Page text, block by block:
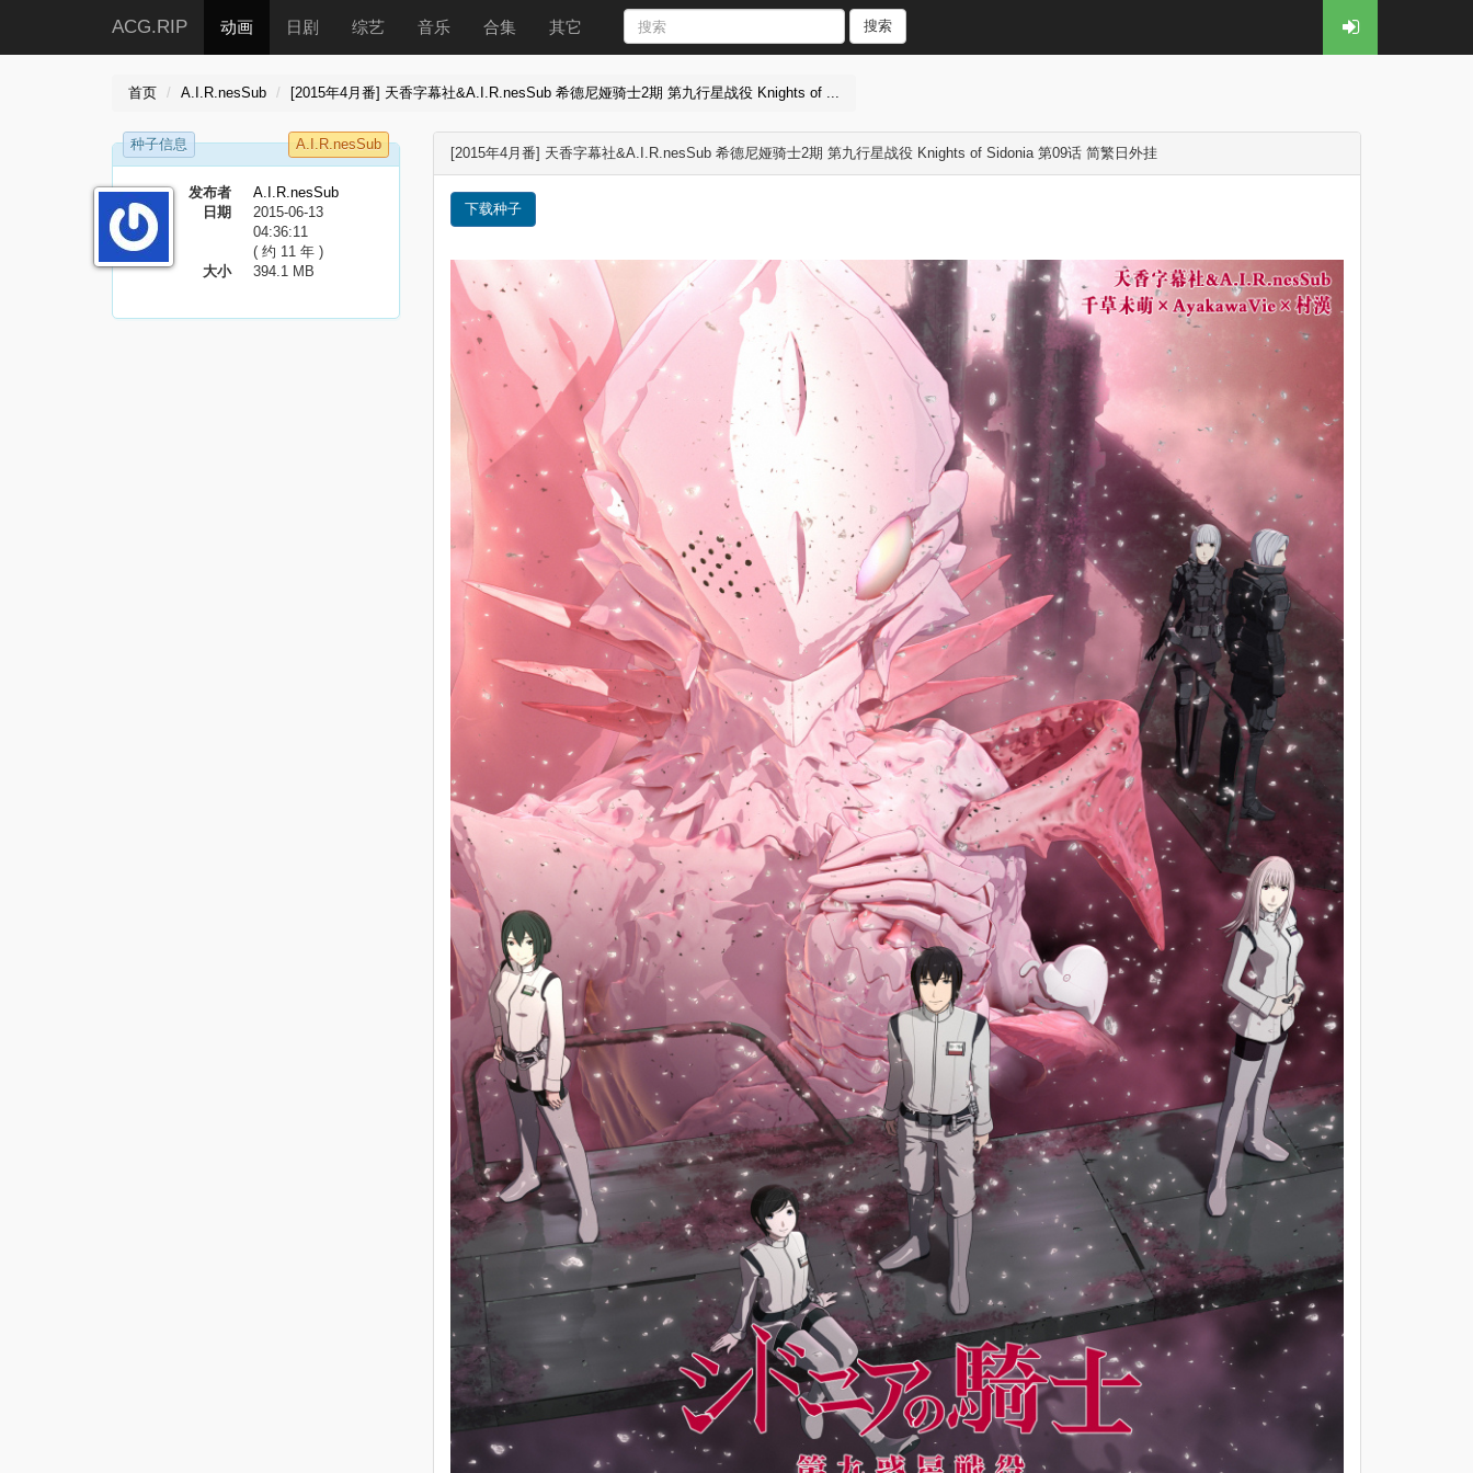
ACG.RIP 动画 日剧 综艺 音乐 合集 其它 搜索
首页 A.I.R.nesSub [2015年4月番] 天香字幕社&A.I.R.nesSub 希德尼娅骑士2期 第九行星战役 Knights of ...
种子信息 A.I.R.nesSub
发布者
A.I.R.nesSub
日期
2015-06-13
04:36:11
( 约 11 年 )
大小
394.1 MB
[2015年4月番] 天香字幕社&A.I.R.nesSub 希德尼娅骑士2期 第九行星战役 Knights of Sidonia 第09话 简繁日外挂
下载种子